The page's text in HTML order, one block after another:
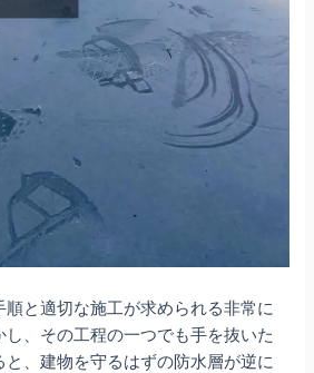
と適切な施工が求められる非常に
、その工程の一つでも手を抜いた
と、建物を守るはずの防水層が逆に